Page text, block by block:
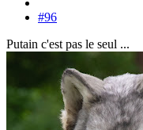
#96
Putain c'est pas le seul ...